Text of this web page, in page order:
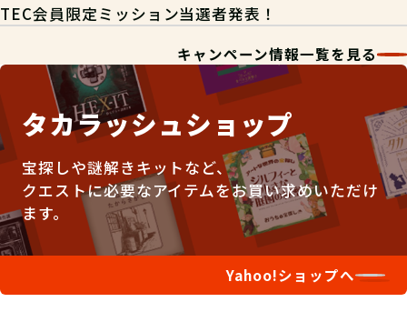
TEC会員限定ミッション当選者発表！
キャンペーン情報一覧を見る
タカラッシュショップ
宝探しや謎解きキットなど、
クエストに必要なアイテムをお買い求めいただけ
ます。
Yahoo!ショップへ